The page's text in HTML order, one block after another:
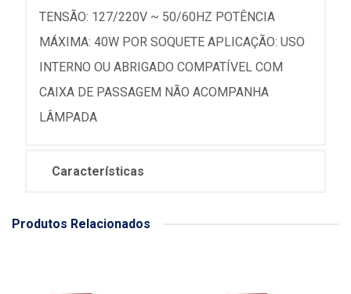
TENSÃO: 127/220V ~ 50/60HZ POTÊNCIA
MÁXIMA: 40W POR SOQUETE APLICAÇÃO: USO
INTERNO OU ABRIGADO COMPATÍVEL COM
CAIXA DE PASSAGEM NÃO ACOMPANHA
LÂMPADA
Características
Produtos Relacionados